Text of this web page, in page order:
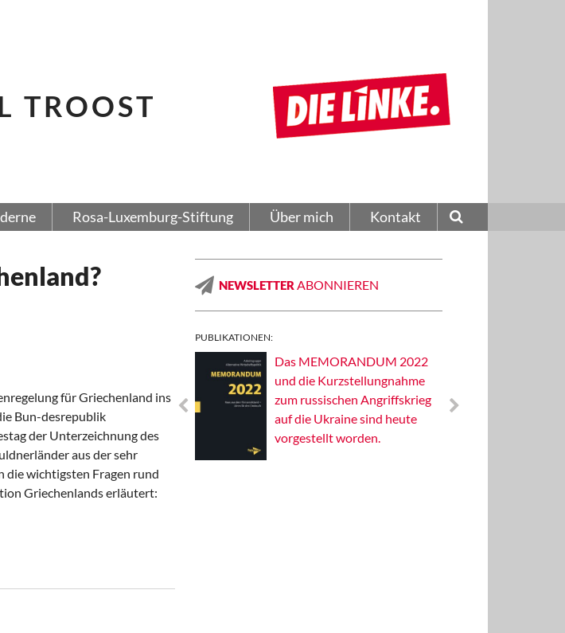
TROOST
Rosa-Luxemburg-Stiftung Über mich Kontakt
für Griechenland ins
Bun-desrepublik
der Unterzeichnung des
aus der sehr
die wichtigsten Fragen rund
Griechenlands erläutert:
NEWSLETTER ABONNIEREN
PUBLIKATIONEN:
Das MEMORANDUM 2022
und die Kurzstellungnahme
zum russischen Angriffskrieg
auf die Ukraine sind heute
vorgestellt worden.